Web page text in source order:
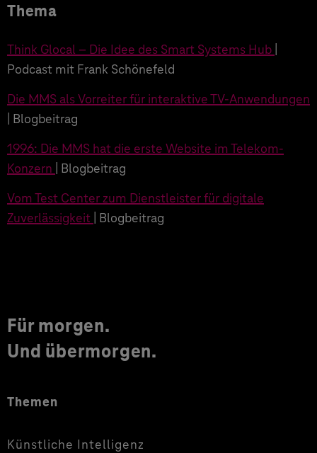
Thema
Think Glocal – Die Idee des Smart Systems Hub
Podcast mit Frank Schönefeld
Die MMS als Vorreiter für interaktive TV-Anwendungen
| Blogbeitrag
1996: Die MMS hat die erste Website im Telekom-
Konzern
| Blogbeitrag
Vom Test Center zum Dienstleister für digitale
Zuverlässigkeit
| Blogbeitrag
Für morgen.
Und übermorgen.
Themen
Künstliche Intelligenz